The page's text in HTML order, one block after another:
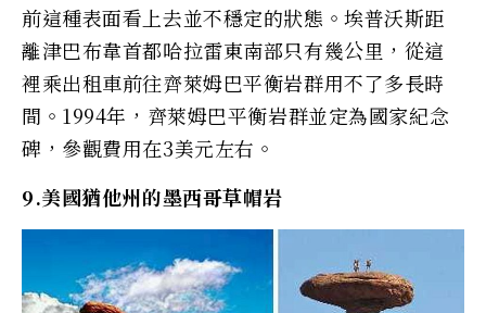
前這種表面看上去並不穩定的狀態。埃普沃斯距
離津巴布韋首都哈拉雷東南部只有幾公里，從這
裡乘出租車前往齊萊姆巴平衡岩群用不了多長時
間。1994年，齊萊姆巴平衡岩群並定為國家紀念
碑，參觀費用在3美元左右。
9.美國猶他州的墨西哥草帽岩